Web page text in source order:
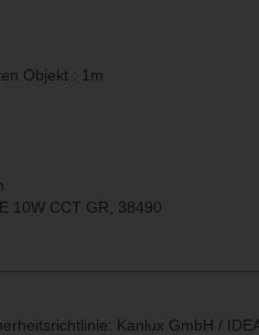
Objekt : 1m
10W CCT GR, 38490
Kanlux GmbH /